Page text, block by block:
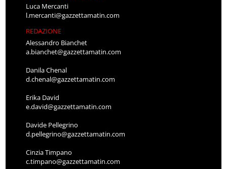
Luca Mercanti
l.mercanti@gazzettamatin.com
REDAZIONE
Alessandro Bianchet
a.bianchet@gazzettamatin.com
Danila Chenal
d.chenal@gazzettamatin.com
Erika David
e.david@gazzettamatin.com
Davide Pellegrino
d.pellegrino@gazzettamatin.com
Cinzia Timpano
c.timpano@gazzettamatin.com